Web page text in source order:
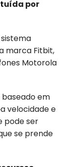
por
sistema
marca Fitbit,
Motorola
em
velocidade e
pode ser
se prende